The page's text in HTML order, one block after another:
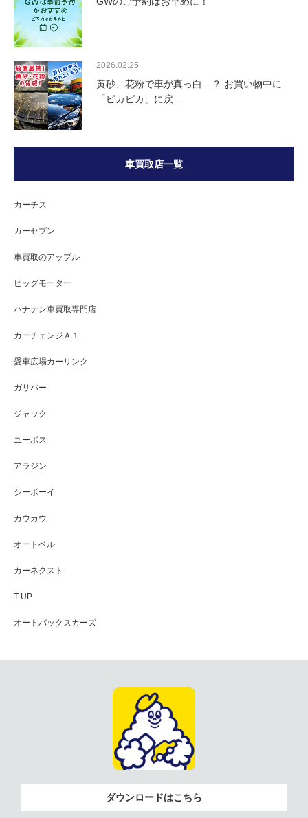
2026.02.25
黄砂、花粉で車が真っ白…？ お買い物中に
「ピカピカ」に戻…
車買取店一覧
カーチス
カーセブン
車買取のアップル
ビッグモーター
ハナテン車買取専門店
カーチェンジＡ１
愛車広場カーリンク
ガリバー
ジャック
ユーポス
アラジン
シーボーイ
カウカウ
オートベル
カーネクスト
T-UP
オートバックスカーズ
ダウンロードはこちら